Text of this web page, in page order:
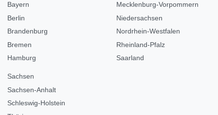
Bayern
Berlin
Brandenburg
Bremen
Hamburg
Mecklenburg-Vorpommern
Niedersachsen
Nordrhein-Westfalen
Rheinland-Pfalz
Saarland
Sachsen
Sachsen-Anhalt
Schleswig-Holstein